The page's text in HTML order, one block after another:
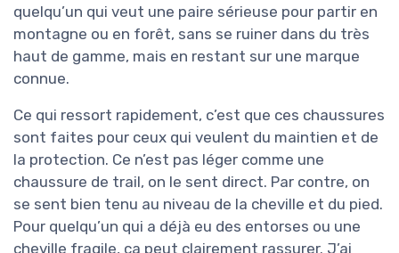
quelqu’un qui veut une paire sérieuse pour partir en
montagne ou en forêt, sans se ruiner dans du très
haut de gamme, mais en restant sur une marque
connue.
Ce qui ressort rapidement, c’est que ces chaussures
sont faites pour ceux qui veulent du maintien et de
la protection. Ce n’est pas léger comme une
chaussure de trail, on le sent direct. Par contre, on
se sent bien tenu au niveau de la cheville et du pied.
Pour quelqu’un qui a déjà eu des entorses ou une
cheville fragile, ça peut clairement rassurer. J’ai